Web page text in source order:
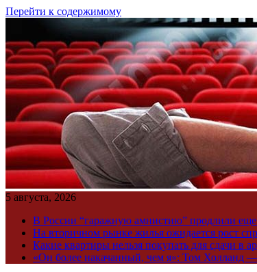
Перейти к содержимому
5 августа, 2026
В России “гаражную амнистию” продлили еще
На вторичном рынке жилья ожидается рост
Какие квартиры нельзя покупать для сдачи в
«Он более накачанный, чем я»: Том Холланд